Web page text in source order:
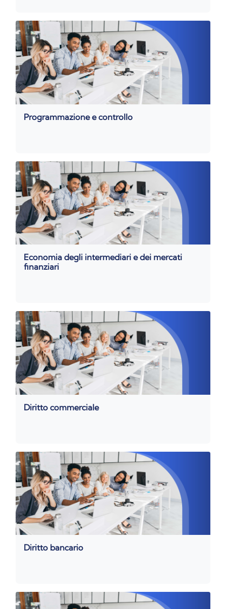
Programmazione e controllo
Economia degli intermediari e dei mercati
finanziari
Diritto commerciale
Diritto bancario